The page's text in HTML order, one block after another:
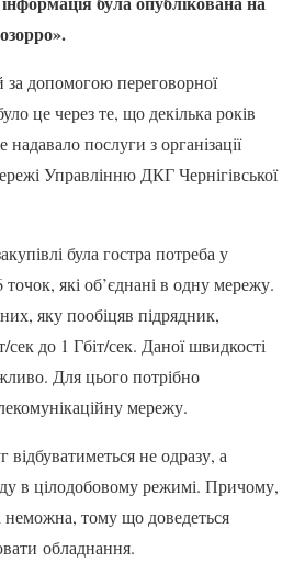
за допомогою переговорної
це через те, що декілька років
послуги з організації
Управлінню ДКГ Чернігівської
була гостра потреба у
точок, які об’єднані в одну мережу.
яку пообіцяв підрядник,
до 1 Гбіт/сек. Даної швидкості
Для цього потрібно
мережу.
не одразу, а
в цілодобовому режимі. Причому,
неможна, тому що доведеться
обладнання.